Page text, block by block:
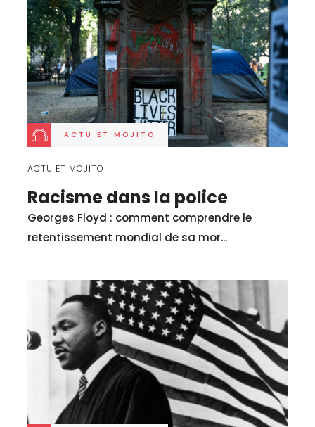
ACTU ET MOJITO
ACTU ET MOJITO
Racisme dans la police
Georges Floyd : comment comprendre le
retentissement mondial de sa mor...